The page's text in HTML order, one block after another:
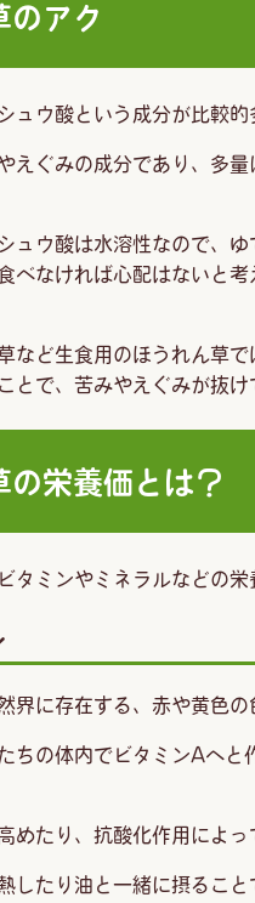
のアク
ュウ酸という成分が比較的
えぐみの成分であり、多
ュウ酸は水溶性なので、
べなければ心配はないと
など生食用のほうれん草
とで、苦みやえぐみが抜け
の栄養価とは？
タミンやミネラルなどの栄
界に存在する、赤や黄色の
ちの体内でビタミンAへと
めたり、抗酸化作用によ
したり油と一緒に摂るこ